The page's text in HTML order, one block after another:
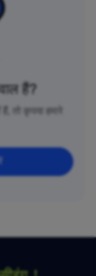
हैं?
तो कृपया हमारे